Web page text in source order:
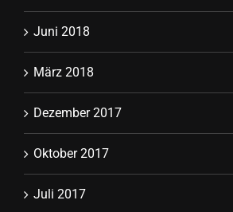
Juni 2018
März 2018
Dezember 2017
Oktober 2017
Juli 2017